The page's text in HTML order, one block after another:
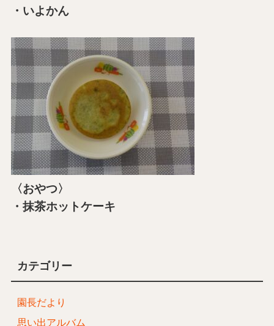
・いよかん
〈おやつ〉
・抹茶ホットケーキ
カテゴリー
園長だより
思い出アルバム